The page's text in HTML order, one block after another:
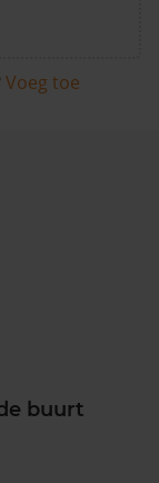
Voeg toe
buurt